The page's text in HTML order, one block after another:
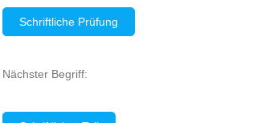
Schriftliche Prüfung
Nächster Begriff: